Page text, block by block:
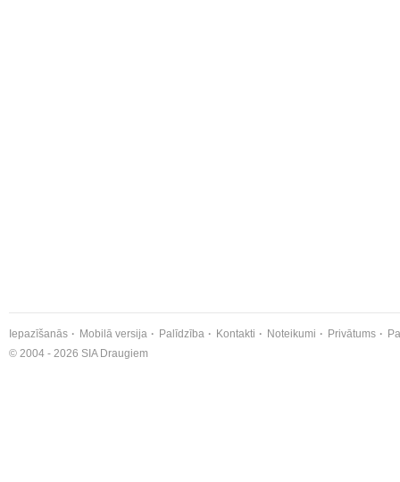
Iepazīšanās Mobilā versija Palīdzība Kontakti Noteikumi Privātums
© 2004 - 2026 SIA Draugiem